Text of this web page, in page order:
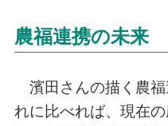
農福連携の未来
濱田さんの描く農福
れに比べれば、現在